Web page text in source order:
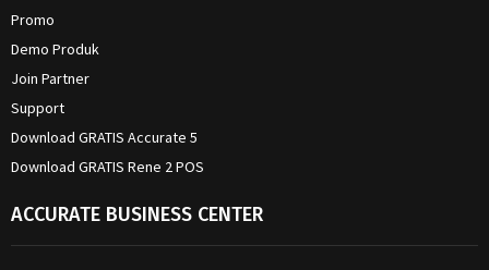
Promo
Demo Produk
Join Partner
Support
Download GRATIS Accurate 5
Download GRATIS Rene 2 POS
ACCURATE BUSINESS CENTER